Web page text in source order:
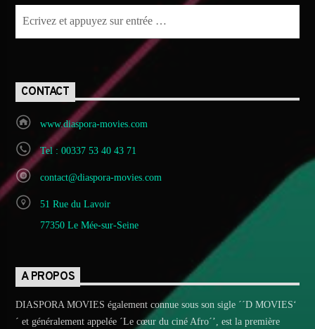
CONTACT
www.diaspora-movies.com
Tel : 00337 53 40 43 71
contact@diaspora-movies.com
51 Rue du Lavoir
77350 Le Mée-sur-Seine
A PROPOS
DIASPORA MOVIES également connue sous son sigle ´´D MOVIES‘
´ et généralement appelée ´Le cœur du ciné Afro´’, est la première